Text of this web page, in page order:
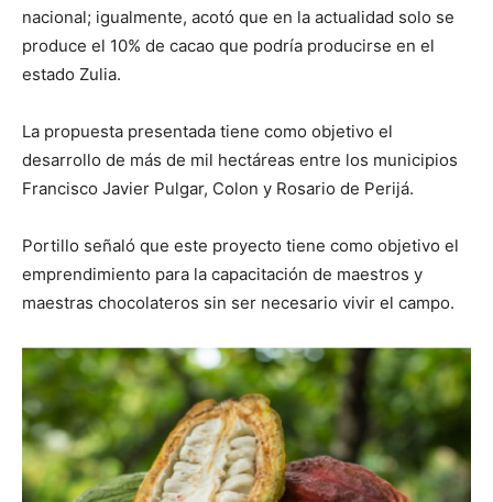
nacional; igualmente, acotó que en la actualidad solo se
produce el 10% de cacao que podría producirse en el
estado Zulia.
La propuesta presentada tiene como objetivo el
desarrollo de más de mil hectáreas entre los municipios
Francisco Javier Pulgar, Colon y Rosario de Perijá.
Portillo señaló que este proyecto tiene como objetivo el
emprendimiento para la capacitación de maestros y
maestras chocolateros sin ser necesario vivir el campo.